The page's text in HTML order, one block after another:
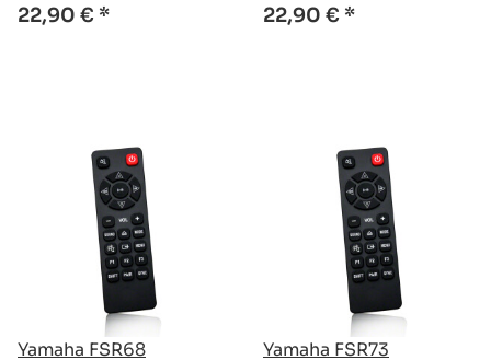
Fernbedienung
22,90 € *
Fernbedienung
22,90 € *
Yamaha FSR68
Yamaha FSR73